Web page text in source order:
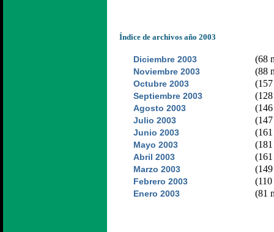
Índice de archivos año 2003
Diciembre 2003 (68
Noviembre 2003 (88
Octubre 2003
Septiembre 2003
Agosto 2003
Julio 2003
Junio 2003
Mayo 2003
Abril 2003
Marzo 2003
Febrero 2003
Enero 2003 (81